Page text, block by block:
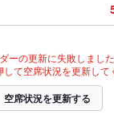
ーの更新に失敗しました
て空席状況を更新して
空席状況を更新する